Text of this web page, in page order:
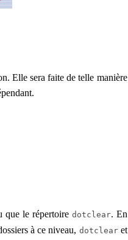
Elle sera faite de telle manière
que le répertoire dotclear. En
à ce niveau, dotclearet